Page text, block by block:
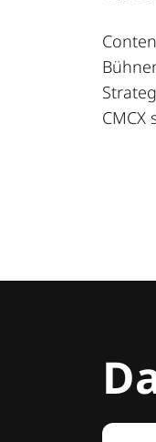
CMCX